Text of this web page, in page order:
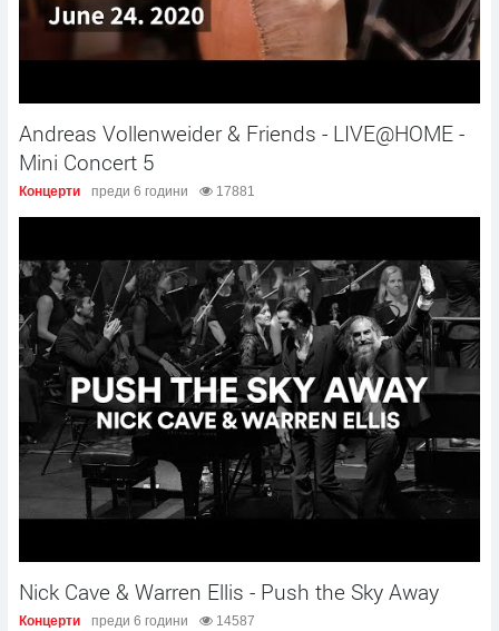
Andreas Vollenweider & Friends - LIVE@HOME -
Mini Concert 5
Концерти преди 6 години 17881
Nick Cave & Warren Ellis - Push the Sky Away
Концерти преди 6 години 14587